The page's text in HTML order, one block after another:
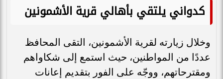
كدواني يلتقي بأهالي قرية الأشمونين
وخلال زيارته لقرية الأشمونين، التقى المحافظ
عددًا من المواطنين، حيث استمع إلى شكاواهم
ومقترحاتهم، ووجّه على الفور بتقديم إعانات